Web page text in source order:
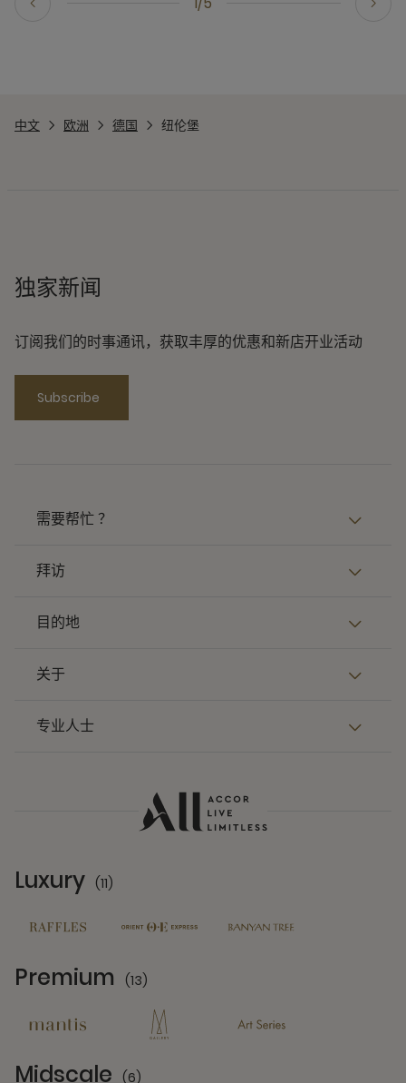
中文 欧洲 德国 纽伦堡
独家新闻
订阅我们的时事通讯，获取丰厚的优惠和新店开业活动
Subscribe
需要帮忙 ？
拜访
目的地
关于
专业人士
Luxury (11)
Premium (13)
Midscale (6)